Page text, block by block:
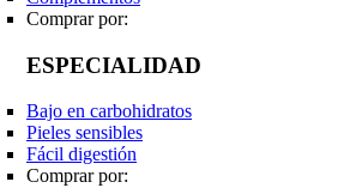
Comprar por:
ESPECIALIDAD
Bajo en carbohidratos
Pieles sensibles
Fácil digestión
Comprar por: